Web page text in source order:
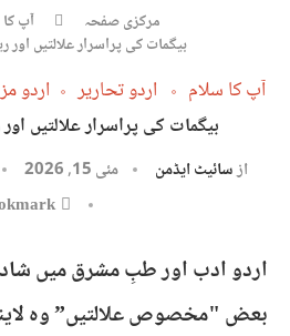
مرکزی صفحہ
آپ
بیگمات کی پراسرار علالتیں
آپ کا سلام اردو تحاریر اردو
بیگمات کی پراسرار علالتیں
ازسائیٹ ایڈمن مئی 15, 2026
اردو ادب اور طبِ مشرق میں
بعض "مخصوص علالتیں” وہ